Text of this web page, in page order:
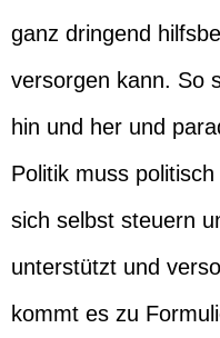
ganz dringend
versorgen kann. So
hin und her und
Politik muss
sich selbst steuern
unterstützt und
kommt es zu